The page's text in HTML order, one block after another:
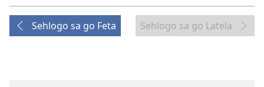
Sehlogo sa go Feta Sehlogo sa go Latela